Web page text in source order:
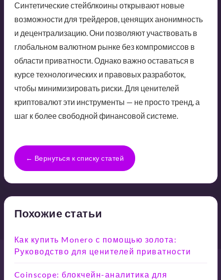
Синтетические стейблкоины открывают новые
возможности для трейдеров, ценящих анонимность
и децентрализацию. Они позволяют участвовать в
глобальном валютном рынке без компромиссов в
области приватности. Однако важно оставаться в
курсе технологических и правовых разработок,
чтобы минимизировать риски. Для ценителей
криптовалют эти инструменты — не просто тренд, а
шаг к более свободной финансовой системе.
← Вернуться к списку статей
Похожие статьи
Как купить Monero с помощью золота:
Руководство для ценителей приватности
Coinscope: блокчейн-аналитика для